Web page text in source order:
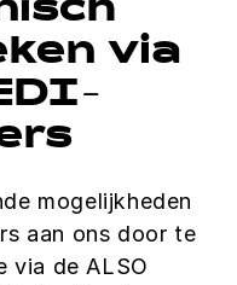
via
mogelijkheden
aan ons door te
via de ALSO